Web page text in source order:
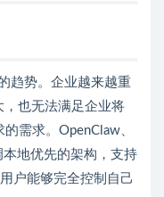
趋势。企业越来越重
也无法满足企业将
需求。OpenClaw、
地优先的架构，支持
户能够完全控制自己